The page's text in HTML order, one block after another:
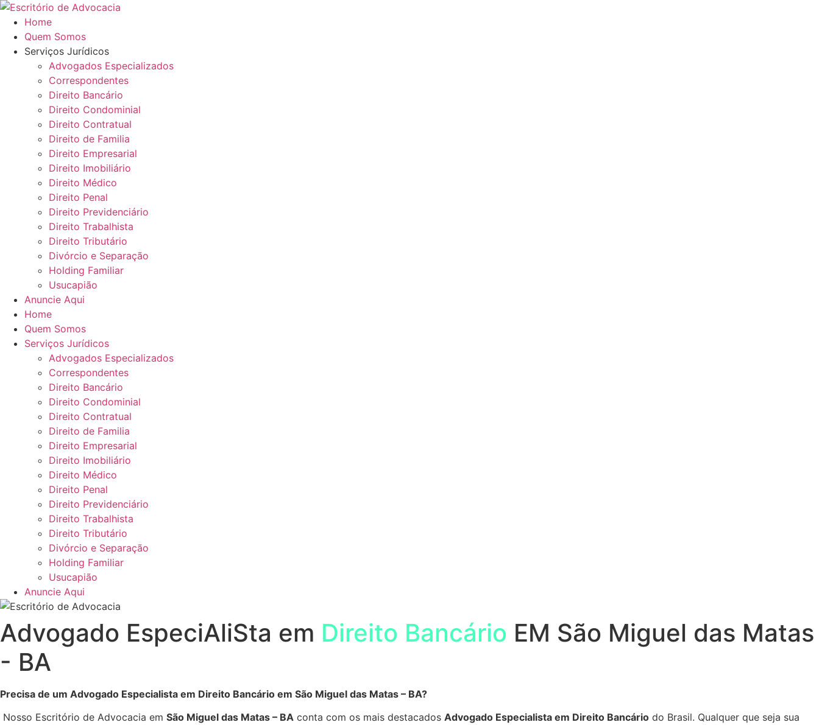
Ir
para
conteúdo
Home
Quem Somos
Serviços Jurídicos
Advogados Especializados
Correspondentes
Direito Bancário
Direito Condominial
Direito Contratual
Direito de Familia
Direito Empresarial
Direito Imobiliário
Direito Médico
Direito Penal
Direito Previdenciário
Direito Trabalhista
Direito Tributário
Divórcio e Separação
Holding Familiar
Usucapião
Anuncie Aqui
Home
Quem Somos
Serviços Jurídicos
Advogados Especializados
Correspondentes
Direito Bancário
Direito Condominial
Direito Contratual
Direito de Familia
Direito Empresarial
Direito Imobiliário
Direito Médico
Direito Penal
Direito Previdenciário
Direito Trabalhista
Direito Tributário
Divórcio e Separação
Holding Familiar
Usucapião
Anuncie Aqui
Advogado EspeciAliSta em Direito Bancário EM São Miguel das Matas
- BA
Precisa de um Advogado Especialista em Direito Bancário em São Miguel das Matas – BA?
Nosso Escritório de Advocacia em São Miguel das Matas – BA conta com os mais destacados Advogado Especialista em Direito Bancário do Brasil. Qualquer que seja sua